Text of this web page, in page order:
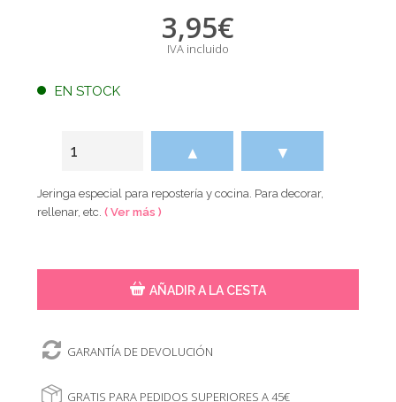
3,95€
IVA incluido
EN STOCK
▲ ▼
Jeringa especial para repostería y cocina. Para decorar,
rellenar, etc.( Ver más )
AÑADIR A LA CESTA
GARANTÍA DE DEVOLUCIÓN
GRATIS PARA PEDIDOS SUPERIORES A 45€